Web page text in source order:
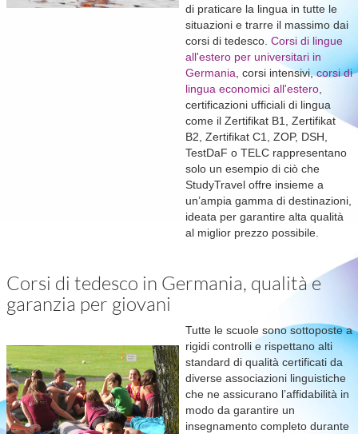
di praticare la lingua in tutte le
situazioni e trarre il massimo dai
corsi di tedesco. Corsi di lingue
all'estero per universitari in
Germania , corsi intensivi,corsi di
lingua economici all'estero
certificazioni ufficiali di lingua
come il Zertifikat B1, Zertifikat
B2, Zertifikat C1, ZOP, DSH,
TestDaF o TELC rappresentano
solo un esempio di ciò che
StudyTravel offre insieme a
un’ampia gamma di destinazioni,
ideata per garantire alta qualità
al miglior prezzo possibile.
Corsi di tedesco in Germania, qualità e
garanzia per giovani
Tutte le scuole sono sottoposte a
rigidi controlli e rispettano alti
standard di qualità certificati da
diverse associazioni linguistiche
che ne assicurano l’affidabilità in
modo da garantire un
insegnamento completo durante